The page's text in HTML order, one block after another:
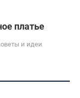
платье
и идеи